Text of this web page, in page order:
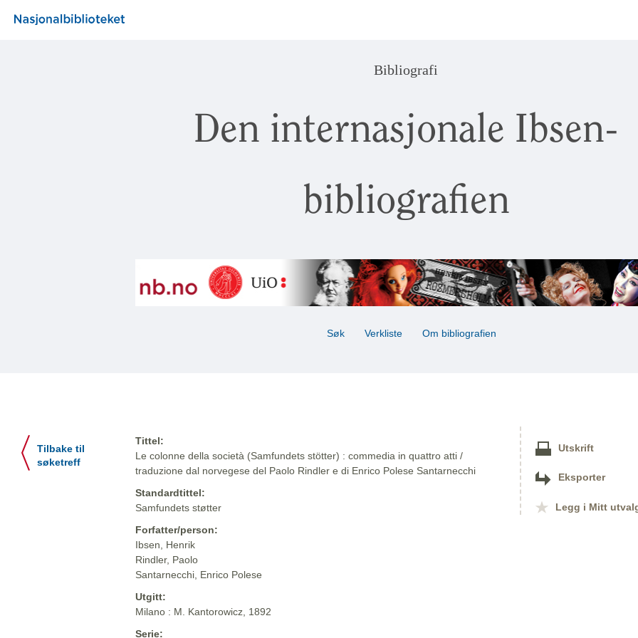
Bibliografi
Den internasjonale Ibsen-
bibliografien
Søk Verkliste Om bibliografien
Tilbake til
søketreff
Tittel:
Le colonne della società (Samfundets stötter) : commedia in quattro atti /
traduzione dal norvegese del Paolo Rindler e di Enrico Polese Santarnecchi
Standardtittel:
Samfundets støtter
Forfatter/person:
Ibsen, Henrik
Rindler, Paolo
Santarnecchi, Enrico Polese
Utgitt:
Milano : M. Kantorowicz, 1892
Serie:
Utskrift
Eksporter
Legg i Mitt